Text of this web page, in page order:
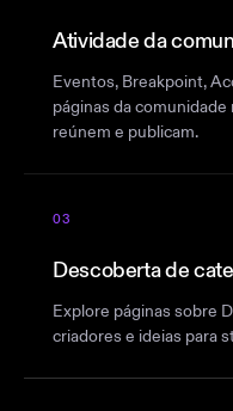
Atividade da
Eventos, Breakpoint,
páginas da
reúnem e publicam.
03
Descoberta de
Explore páginas sobre
criadores e ideias para